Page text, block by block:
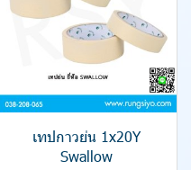
เทปกาวย่น 1x20Y
Swallow